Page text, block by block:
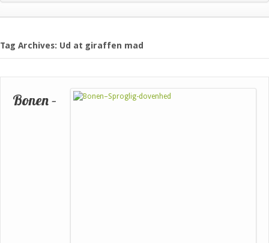
Tag Archives: Ud at giraffen mad
Bonen –